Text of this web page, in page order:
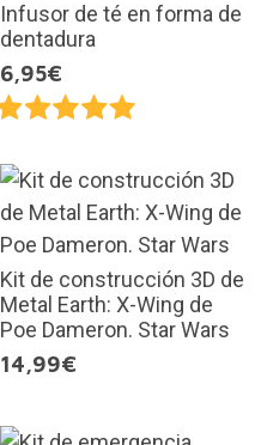
Infusor de té en forma de
dentadura
6,95€
Kit de construcción 3D de
Metal Earth: X-Wing de
Poe Dameron. Star Wars
14,99€